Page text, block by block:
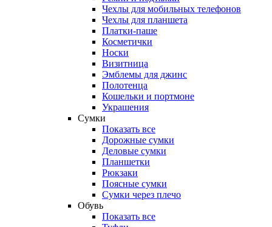
Чехлы для мобильных телефонов
Чехлы для планшета
Платки-паше
Косметички
Носки
Визитница
Эмблемы для джинс
Полотенца
Кошельки и портмоне
Украшения
Сумки
Показать все
Дорожные сумки
Деловые сумки
Планшетки
Рюкзаки
Поясные сумки
Сумки через плечо
Обувь
Показать все